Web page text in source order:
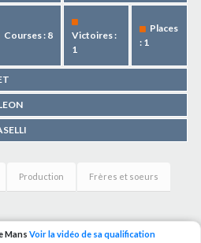
Courses : 8
Victoires :
1
Places
: 1
Production Frères et soeurs
Mans Voir la vidéo de sa qualification